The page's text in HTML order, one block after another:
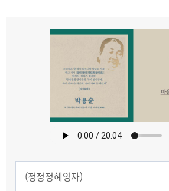
(정정정혜영자)